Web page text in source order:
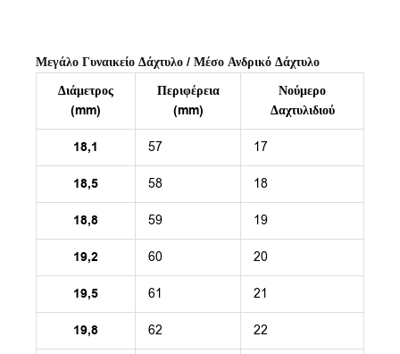
Μεγάλο Γυναικείο Δάχτυλο / Μέσο Ανδρικό Δάχτυλο
Διάμετρος
(mm)
Περιφέρεια
(mm)
Νούμερο
Δαχτυλιδιού
18,1 57 17
18,5 58 18
18,8 59 19
19,2 60 20
19,5 61 21
19,8 62 22